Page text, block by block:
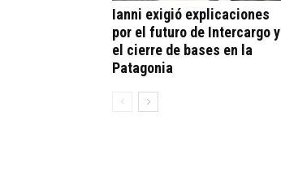
Ianni exigió explicaciones
por el futuro de Intercargo y
el cierre de bases en la
Patagonia